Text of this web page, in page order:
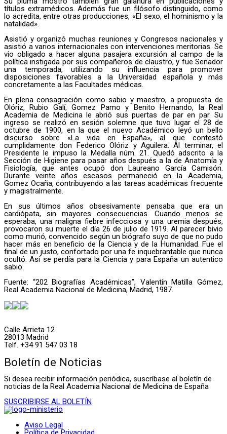
títulos extramédicos. Además fue un filósofo distinguido, como
lo acredita, entre otras producciones, «El sexo, el hominismo y la
natalidad».
Asistió y organizó muchas reuniones y Congresos nacionales y
asistió a varios internacionales con intervenciones meritorias. Se
vio obligado a hacer alguna pasajera excursión al campo de la
política instigada por sus compañeros de claustro, y fue Senador
una temporada, utilizando su influencia para promover
disposiciones favorables a la Universidad española y más
concretamente a las Facultades médicas.
En plena consagración como sabio y maestro, a propuesta de
Olóriz, Rubio Galí, Gomez Pamo y Benito Hernando, la Real
Academia de Medicina le abrió sus puertas de par en par. Su
ingreso se realizó en sesión solemne que tuvo lugar el 28 de
octubre de 1900, en la que el nuevo Académico leyó un bello
discurso sobre «La vida en España», al que contestó
cumplidamente don Federico Olóriz y Aguilera. Al terminar, el
Presidente le impuso la Medalla núm. 21. Quedó adscrito a la
Sección de Higiene para pasar años después a la de Anatomía y
Fisiología, que antes ocupó don Laureano García Camisón.
Durante veinte años escasos permaneció en la Academia,
Gomez Ocaña, contribuyendo a las tareas académicas frecuente
y magistralmente.
En sus últimos años obsesivamente pensaba que era un
cardiópata, sin mayores consecuencias. Cuando menos se
esperaba, una maligna fiebre infecciosa y una uremia después,
provocaron su muerte el día 26 de julio de 1919. Al parecer bivio
como murió, convencido según un biógrafo suyo de que no pudo
hacer más en beneficio de la Ciencia y de la Humanidad. Fue el
final de un justo, confortado por una fe inquebrantable que nunca
ocultó. Así se perdía para la Ciencia y para España un autentico
sabio.
Fuente: “202 Biografías Académicas”, Valentín Matilla Gómez,
Real Academia Nacional de Medicina, Madrid, 1987.
Calle Arrieta 12
28013 Madrid
Telf. +34 91 547 03 18
Boletín de Noticias
Si desea recibir información periódica, suscríbase al boletín de
noticias de la Real Academia Nacional de Medicina de España
SUSCRIBIRSE AL BOLETÍN
Aviso Legal